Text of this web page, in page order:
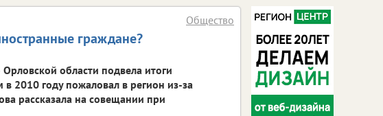
граждане?
Общество
области подвела итоги
2010 году пожаловал в регион из-за
рассказала на совещании при